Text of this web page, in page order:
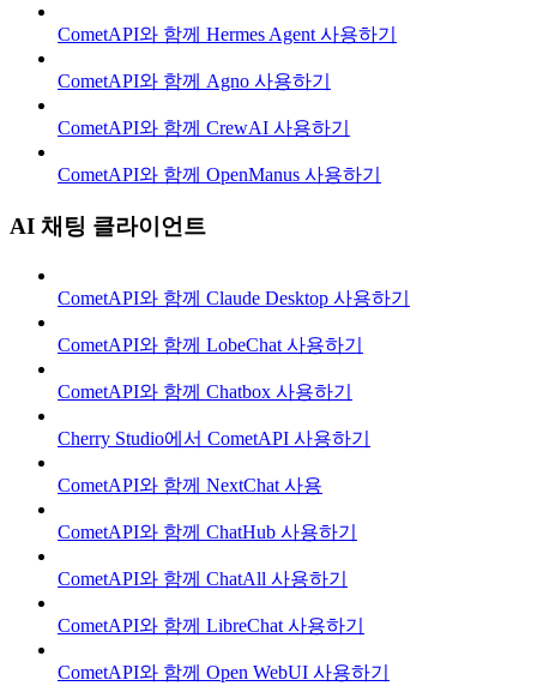
CometAPI와 함께 Hermes Agent 사용하기
CometAPI와 함께 Agno 사용하기
CometAPI와 함께 CrewAI 사용하기
CometAPI와 함께 OpenManus 사용하기
AI 채팅 클라이언트
CometAPI와 함께 Claude Desktop 사용하기
CometAPI와 함께 LobeChat 사용하기
CometAPI와 함께 Chatbox 사용하기
Cherry Studio에서 CometAPI 사용하기
CometAPI와 함께 NextChat 사용
CometAPI와 함께 ChatHub 사용하기
CometAPI와 함께 ChatAll 사용하기
CometAPI와 함께 LibreChat 사용하기
CometAPI와 함께 Open WebUI 사용하기